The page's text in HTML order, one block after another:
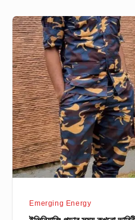
ইঞ্জিনিয়ারিং
পড়ার
সময়
কখনো
ভাবিনী
বিসিএস
দিবো
Emerging Energy